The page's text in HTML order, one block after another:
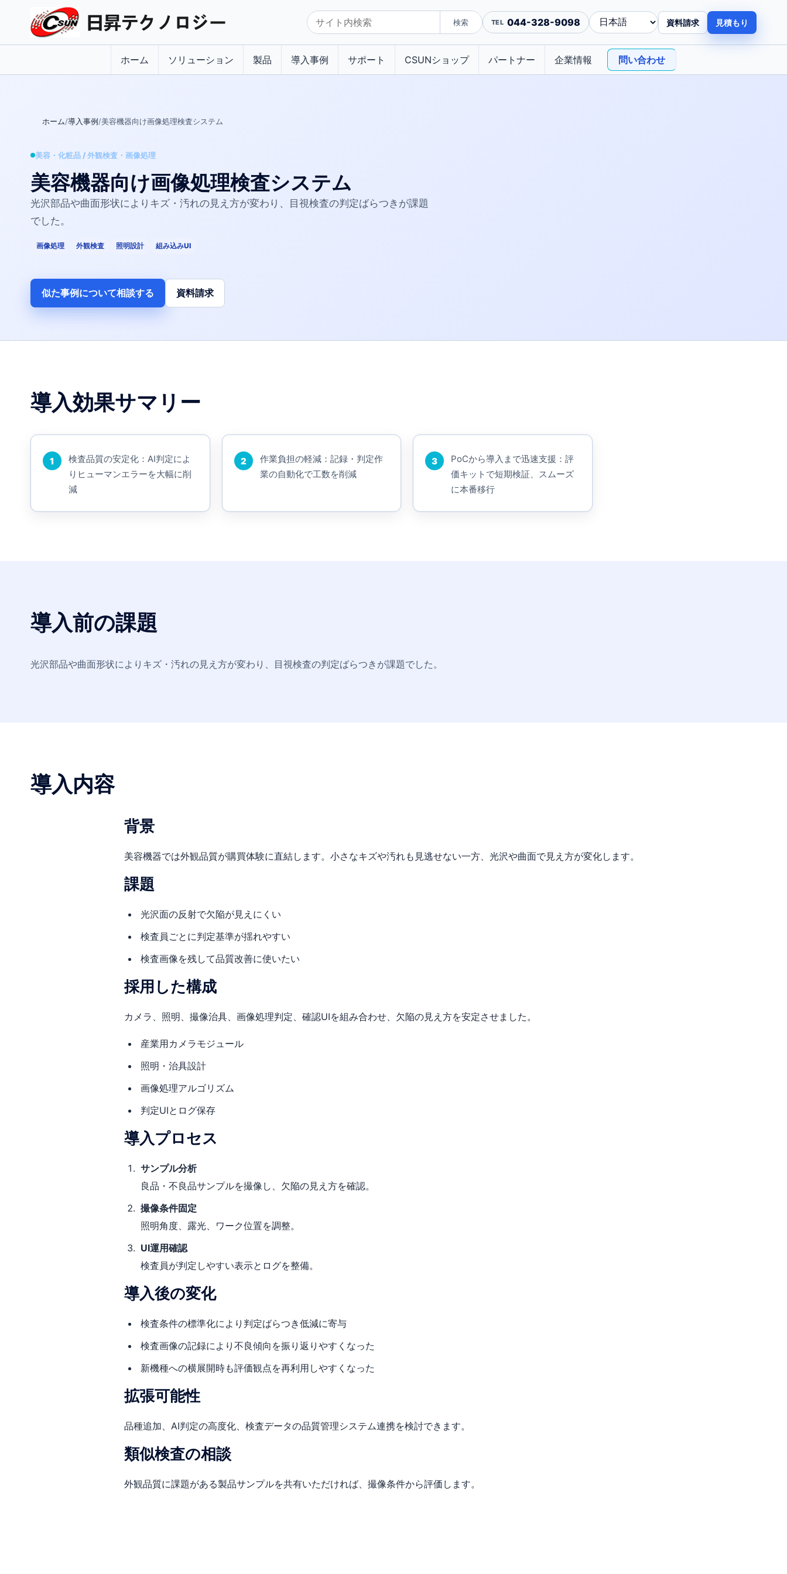
検索 044-328-9098 資料請求 見積もり
ホーム ソリューション 製品 導入事例 サポート CSUNショップ パートナー 企業情報 問い合わせ
ホーム 導入事例 美容機器向け画像処理検査システム
美容・化粧品 / 外観検査・画像処理
美容機器向け画像処理検査システム
光沢部品や曲面形状によりキズ・汚れの見え方が変わり、目視検査の判定ばらつきが課題
でした。
画像処理 外観検査 照明設計 組み込みUI
似た事例について相談する 資料請求
導入効果サマリー
1
検査品質の安定化：AI判定によ
りヒューマンエラーを大幅に削
減
2
作業負担の軽減：記録・判定作
業の自動化で工数を削減
3
PoCから導入まで迅速支援：評
価キットで短期検証、スムーズ
に本番移行
導入前の課題
光沢部品や曲面形状によりキズ・汚れの見え方が変わり、目視検査の判定ばらつきが課題でした。
導入内容
背景
美容機器では外観品質が購買体験に直結します。小さなキズや汚れも見逃せない一方、光沢や曲面で見え方が変化します。
課題
光沢面の反射で欠陥が見えにくい
検査員ごとに判定基準が揺れやすい
検査画像を残して品質改善に使いたい
採用した構成
カメラ、照明、撮像治具、画像処理判定、確認UIを組み合わせ、欠陥の見え方を安定させました。
産業用カメラモジュール
照明・治具設計
画像処理アルゴリズム
判定UIとログ保存
導入プロセス
サンプル分析
良品・不良品サンプルを撮像し、欠陥の見え方を確認。
撮像条件固定
照明角度、露光、ワーク位置を調整。
UI運用確認
検査員が判定しやすい表示とログを整備。
導入後の変化
検査条件の標準化により判定ばらつき低減に寄与
検査画像の記録により不良傾向を振り返りやすくなった
新機種への横展開時も評価観点を再利用しやすくなった
拡張可能性
品種追加、AI判定の高度化、検査データの品質管理システム連携を検討できます。
類似検査の相談
外観品質に課題がある製品サンプルを共有いただければ、撮像条件から評価します。